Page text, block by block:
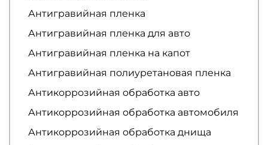
Антигравийная пленка
Антигравийная пленка для авто
Антигравийная пленка на капот
Антигравийная полиуретановая пленка
Антикоррозийная обработка авто
Антикоррозийная обработка автомобиля
Антикоррозийная обработка днища